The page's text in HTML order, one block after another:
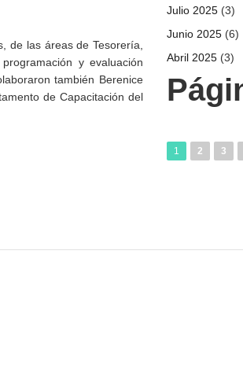
de las áreas de Tesorería,
y evaluación
también Berenice
de Capacitación del
Julio 2025 (3)
Junio 2025 (6)
Abril 2025 (3)
1 2 3